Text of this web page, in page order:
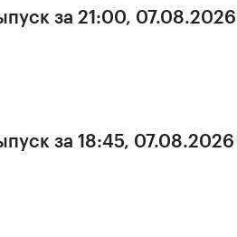
за 21:00, 07.08.2026
за 18:45, 07.08.2026